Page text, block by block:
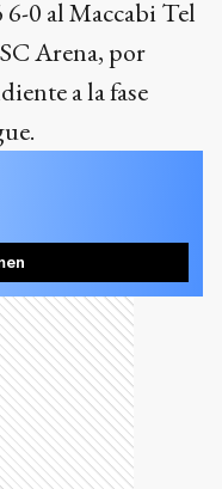
0 al Maccabi Tel
Arena, por
a la fase